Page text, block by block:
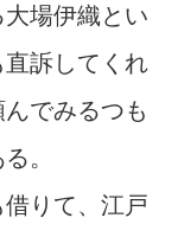
大場伊織とい
訴してくれ
でみるつも
。
りて、江戸